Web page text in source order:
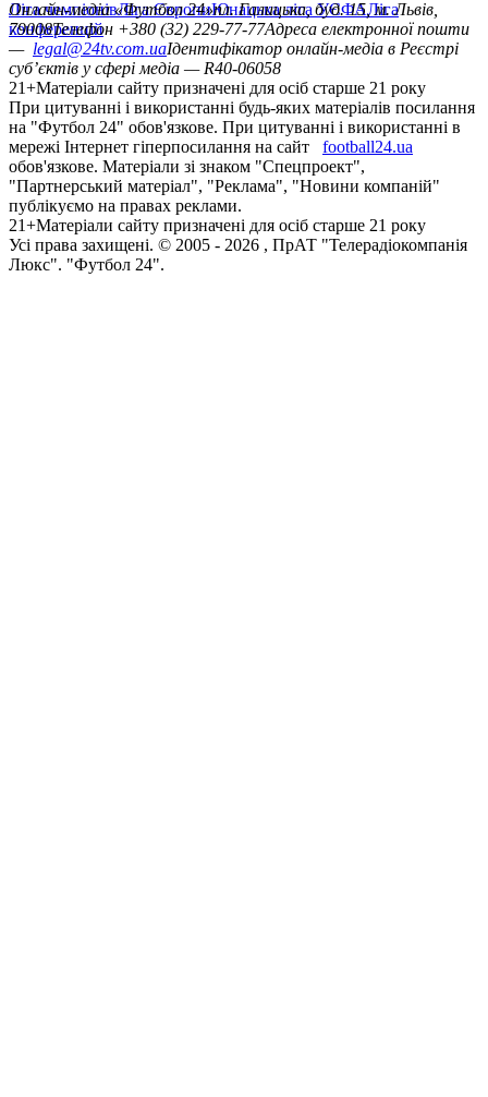
Ліга чемпіонівЛіга ЄвропиЮнацька ліга УЄФАЛіга
конференцій
Онлайн-медіа «Футбол 24»пл. Галицька, буд. 15, м. Львів,
79008Телефон +380 (32) 229-77-77Адреса електронної пошти
— legal@24tv.com.uaІдентифікатор онлайн-медіа в Реєстрі
суб’єктів у сфері медіа — R40-06058
21+Матеріали сайту призначені для осіб старше 21 року
При цитуванні і використанні будь-яких матеріалів посилання
на "Футбол 24" обов'язкове. При цитуванні і використанні в
мережі Інтернет гіперпосилання на сайт
football24.ua
обов'язкове. Матеріали зі знаком "Спецпроект",
"Партнерський матеріал", "Реклама", "Новини компаній"
публікуємо на правах реклами.
21+Матеріали сайту призначені для осіб старше 21 року
Усi права захищенi. © 2005 - 2026 , ПрАТ "Телерадіокомпанія
Люкс". "Футбол 24".